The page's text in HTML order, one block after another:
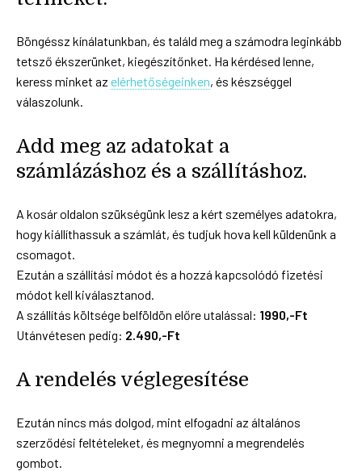
Böngéssz kínálatunkban, és találd meg a számodra leginkább
tetsző ékszerünket, kiegészítőnket. Ha kérdésed lenne,
keress minket az elérhetőségeinken, és készséggel
válaszolunk.
Add meg az adatokat a
számlázáshoz és a szállításhoz.
A kosár oldalon szükségünk lesz a kért személyes adatokra,
hogy kiállíthassuk a számlát, és tudjuk hova kell küldenünk a
csomagot.
Ezután a szállítási módot és a hozzá kapcsolódó fizetési
módot kell kiválasztanod.
A szállítás költsége belföldön előre utalással: 1990,-Ft
Utánvétesen pedig: 2.490,-Ft
A rendelés véglegesítése
Ezután nincs más dolgod, mint elfogadni az általános
szerződési feltételeket, és megnyomni a megrendelés
gombot.